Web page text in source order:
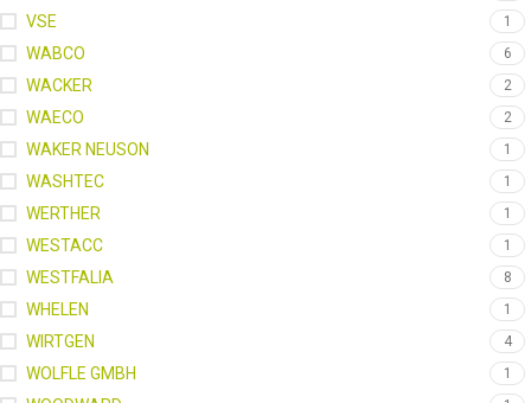
VSE 1
WABCO 6
WACKER 2
WAECO 2
WAKER NEUSON 1
WASHTEC 1
WERTHER 1
WESTACC 1
WESTFALIA 8
WHELEN 1
WIRTGEN 4
WOLFLE GMBH 1